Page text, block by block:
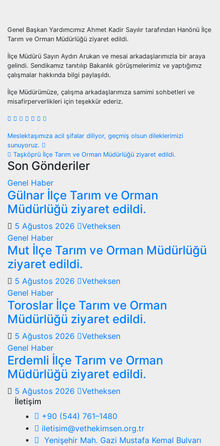
Genel Başkan Yardımcımız Ahmet Kadir Sayılır tarafından Hanönü İlçe
Tarım ve Orman Müdürlüğü ziyaret edildi.
İlçe Müdürü Sayın Aydın Arukan ve mesai arkadaşlarımızla bir araya
gelindi. Sendikamız tanıtılıp Bakanlık görüşmelerimiz ve yaptığımız
çalışmalar hakkında bilgi paylaşıldı.
İlçe Müdürümüze, çalışma arkadaşlarımıza samimi sohbetleri ve
misafirperverlikleri için teşekkür ederiz.
Yazı
gezinmesi
Meslektaşımıza acil şifalar diliyor, geçmiş olsun dileklerimizi
sunuyoruz.
Taşköprü İlçe Tarım ve Orman Müdürlüğü ziyaret edildi.
Son Gönderiler
Genel Haber
Gülnar İlçe Tarım ve Orman
Müdürlüğü ziyaret edildi.
5 Ağustos 2026
Vetheksen
Genel Haber
Mut İlçe Tarım ve Orman Müdürlüğü
ziyaret edildi.
5 Ağustos 2026
Vetheksen
Genel Haber
Toroslar İlçe Tarım ve Orman
Müdürlüğü ziyaret edildi.
5 Ağustos 2026
Vetheksen
Genel Haber
Erdemli İlçe Tarım ve Orman
Müdürlüğü ziyaret edildi.
5 Ağustos 2026
Vetheksen
İletişim
+90 (544) 761–1480
iletisim@vethekimsen.org.tr
Yenişehir Mah. Gazi Mustafa Kemal Bulvarı